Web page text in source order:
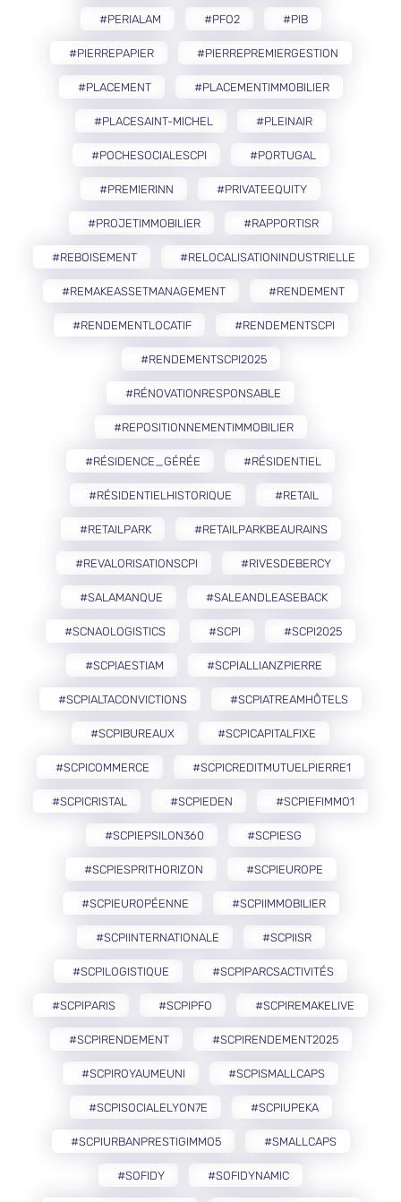
#PERIALAM #PFO2 #PIB
#PIERREPAPIER #PIERREPREMIERGESTION
#PLACEMENT #PLACEMENTIMMOBILIER
#PLACESAINT-MICHEL #PLEINAIR
#POCHESOCIALESCPI #PORTUGAL
#PREMIERINN #PRIVATEEQUITY
#PROJETIMMOBILIER #RAPPORTISR
#REBOISEMENT #RELOCALISATIONINDUSTRIELLE
#REMAKEASSETMANAGEMENT #RENDEMENT
#RENDEMENTLOCATIF #RENDEMENTSCPI
#RENDEMENTSCPI2025
#RÉNOVATIONRESPONSABLE
#REPOSITIONNEMENTIMMOBILIER
#RÉSIDENCE_GÉRÉE #RÉSIDENTIEL
#RÉSIDENTIELHISTORIQUE #RETAIL
#RETAILPARK #RETAILPARKBEAURAINS
#REVALORISATIONSCPI #RIVESDEBERCY
#SALAMANQUE #SALEANDLEASEBACK
#SCNAOLOGISTICS #SCPI #SCPI2025
#SCPIAESTIAM #SCPIALLIANZPIERRE
#SCPIALTACONVICTIONS #SCPIATREAMHÔTELS
#SCPIBUREAUX #SCPICAPITALFIXE
#SCPICOMMERCE #SCPICREDITMUTUELPIERRE1
#SCPICRISTAL #SCPIEDEN #SCPIEFIMMO1
#SCPIEPSILON360 #SCPIESG
#SCPIESPRITHORIZON #SCPIEUROPE
#SCPIEUROPÉENNE #SCPIIMMOBILIER
#SCPIINTERNATIONALE #SCPIISR
#SCPILOGISTIQUE #SCPIPARCSACTIVITÉS
#SCPIPARIS #SCPIPFO #SCPIREMAKELIVE
#SCPIRENDEMENT #SCPIRENDEMENT2025
#SCPIROYAUMEUNI #SCPISMALLCAPS
#SCPISOCIALELYON7E #SCPIUPEKA
#SCPIURBANPRESTIGIMMO5 #SMALLCAPS
#SOFIDY #SOFIDYNAMIC